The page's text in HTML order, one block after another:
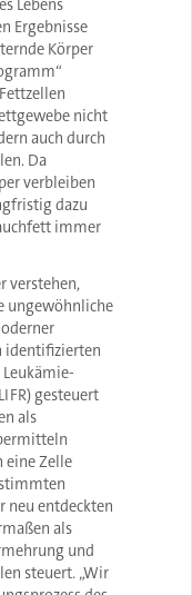
Lebens
Ergebnisse
Körper
nicht
auch durch
Da
verbleiben
dazu
immer
verstehen,
ungewöhnliche
identifizierten
gesteuert
als
eine Zelle
neu entdeckten
als
und
steuert. „Wir